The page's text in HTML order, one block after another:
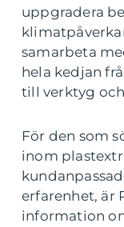
uppgradera
samarbeta
hela kedjan
till verktyg
För den som
inom
erfarenhet, är
information